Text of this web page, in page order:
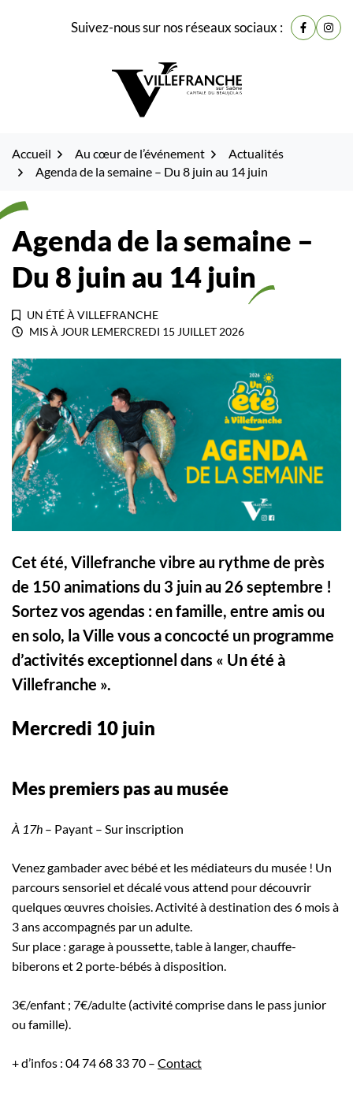
Suivez-nous sur nos réseaux sociaux : Lien vers
Lien
Accueil Au cœur de l’événement
Actualités
Agenda de la semaine – Du 8 juin au 14 juin
Agenda de la semaine –
Du 8 juin au 14 juin
UN ÉTÉ À VILLEFRANCHE
MIS À JOUR LEMERCREDI 15 JUILLET 2026
Cet été, Villefranche vibre au rythme de près
de 150 animations du 3 juin au 26 septembre !
Sortez vos agendas : en famille, entre amis ou
en solo, la Ville vous a concocté un programme
d’activités exceptionnel dans « Un été à
Villefranche ».
Mercredi 10 juin
Mes premiers pas au musée
À 17h – Payant – Sur inscription
Venez gambader avec bébé et les médiateurs du musée ! Un
parcours sensoriel et décalé vous attend pour découvrir
quelques œuvres choisies. Activité à destination des 6 mois à
3 ans accompagnés par un adulte.
Sur place : garage à poussette, table à langer, chauffe-
biberons et 2 porte-bébés à disposition.
3€/enfant ; 7€/adulte (activité comprise dans le pass junior
ou famille).
+ d’infos : 04 74 68 33 70 – Contact